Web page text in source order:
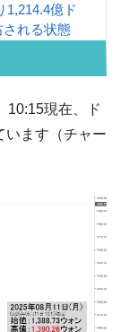
1,214.4億ド
れる状態
が告発され
空前の国政壟
良くない。
が『クーパ
10:15現在、ド
います（チャー